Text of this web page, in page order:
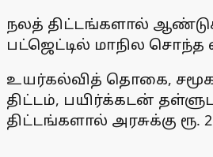
நலத் திட்டங்களால்
பட்ஜெட்டில் மாநில சொந்த
உயர்கல்வித் தொகை, சமூக
திட்டம், பயிர்க்கடன்
திட்டங்களால் அரசுக்கு ரூ.